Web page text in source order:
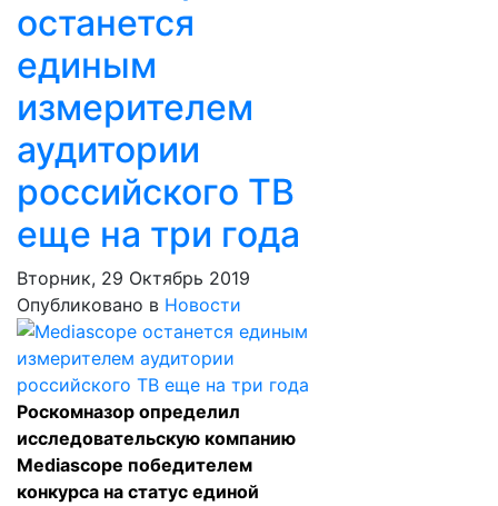
останется
единым
измерителем
аудитории
российского ТВ
еще на три года
Вторник, 29 Октябрь 2019
Опубликовано в Новости
Роскомназор определил
исследовательскую компанию
Mediascope победителем
конкурса на статус единой